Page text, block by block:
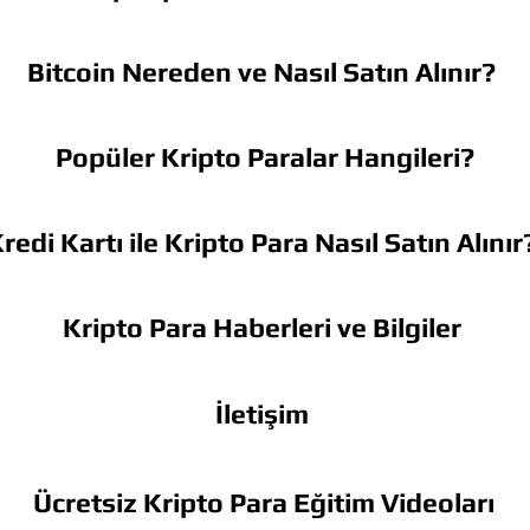
Bitcoin Nereden ve Nasıl Satın Alınır?
Popüler Kripto Paralar Hangileri?
Kartı ile Kripto Para Nasıl Satın
Kripto Para Haberleri ve Bilgiler
İletişim
Ücretsiz Kripto Para Eğitim Videoları